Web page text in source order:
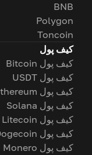
BNB
Polygon
Toncoin
کیف پول
کیف پول Bitcoin
کیف پول USDT
کیف پول Ethereum
کیف پول Solana
کیف پول Litecoin
کیف پول Dogecoin
کیف پول Monero